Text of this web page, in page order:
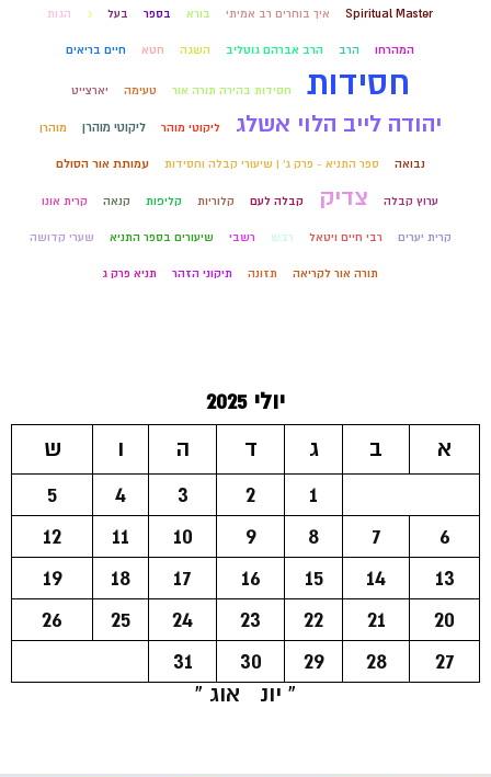
Spiritual Master איך בוחרים רב אמיתי בורא בספר בעל ג הגות
המהרחו הרב הרב אברהם גוטליב השגה חטא חיים בריאים
חסידות חסידות בהירה תורה אור טעימה יארצייט
יהודה לייב הלוי אשלג ליקוטי מוהר ליקוטי מוהרן מוהרן
נבואה ספר התניא - פרק ג' | שיעורי קבלה וחסידות עמותת אור הסולם
ערוץ קבלה צדיק קבלה לעם קלוריות קליפות קנאה קרית אונו
קרית יערים רבי חיים ויטאל רבש רשבי שיעורים בספר התניא שערי קדושה
תורה אור לקריאה תזונה תיקוני הזהר תניא פרק ג
יולי 2025
א
ב ג ד ה ו
ש
1
2
3
4
5
6
7
8
9
10
11
12
13
14
15
16
17
18
19
20
21
22
23
24
25
26
27
28
29
30
31
« יונ
אוג »